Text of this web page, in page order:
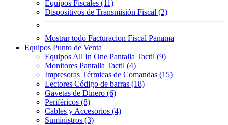
Equipos Fiscales (11)
Dispositivos de Transmisión Fiscal (2)
Mostrar todo Facturacion Fiscal Panama
Equipos Punto de Venta
Equipos All In One Pantalla Tactil (9)
Monitores Pantalla Tactil (4)
Impresoras Térmicas de Comandas (15)
Lectores Código de barras (18)
Gavetas de Dinero (6)
Periféricos (8)
Cables y Accesorios (4)
Suministros (3)